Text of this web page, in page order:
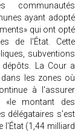
communautés
ayant adopté
qui ont opté
de l'État. Cette
subventions
La Cour a
les zones où
à l'assurer
«le montant des
délégataires s'est
l'État (1,44 milliard